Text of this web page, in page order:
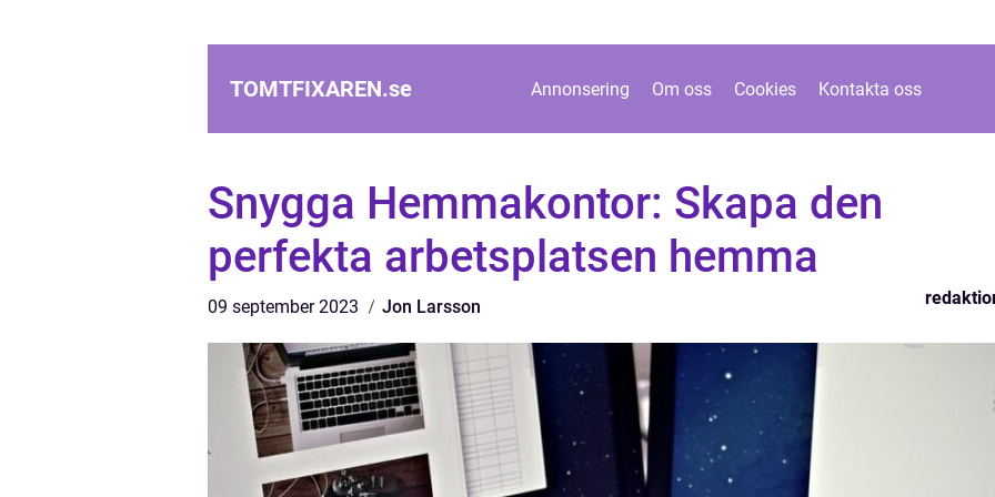
TOMTFIXAREN.se Annonsering Om oss Cookies Kontakta oss
Snygga Hemmakontor: Skapa den
perfekta arbetsplatsen hemma
09 september 2023 Jon Larsson